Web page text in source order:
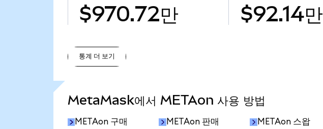
$970.72만 $92.14만
통계 더 보기
MetaMask에서 METAon 사용 방법
METAon 구매 METAon 판매 METAon 스왑